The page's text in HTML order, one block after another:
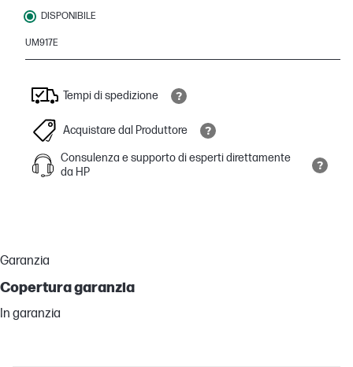
DISPONIBILE
UM917E
Tempi di spedizione
Acquistare dal Produttore
Consulenza e supporto di esperti direttamente
da HP
Garanzia
Copertura garanzia
In garanzia